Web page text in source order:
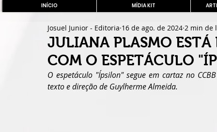
INÍCIO MÍDIA KIT
JULIANA PLASMO ESTÁ
COM O ESPETÁCULO
Josuel Junior - Editoria 16 de ago. de 2024 2 min de
O espetáculo "Ípsilon" segue em cartaz no
texto e direção de Guylherme Almeida.